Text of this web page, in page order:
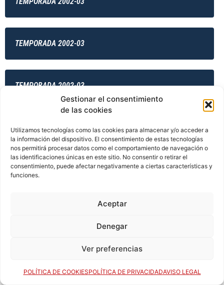
Gestionar el consentimiento
de las cookies
Utilizamos tecnologías como las cookies para almacenar y/o acceder a
la información del dispositivo. El consentimiento de estas tecnologías
nos permitirá procesar datos como el comportamiento de navegación o
las identificaciones únicas en este sitio. No consentir o retirar el
consentimiento, puede afectar negativamente a ciertas características y
funciones.
Aceptar
Denegar
Ver preferencias
POLÍTICA DE COOKIESPOLÍTICA DE PRIVACIDADAVISO LEGAL
TEMPORADA 2002-03
TEMPORADA 2002-03
TEMPORADA 2003-04
TEMPORADA 2003-04
TEMPORADA 2003-04